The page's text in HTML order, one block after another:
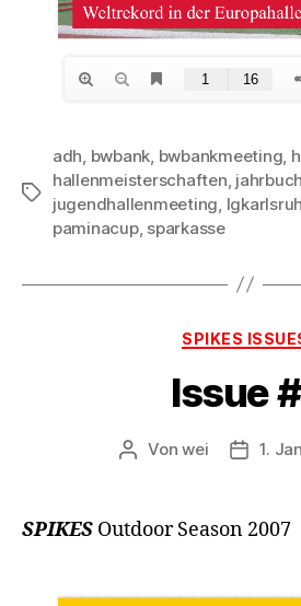
Schlagwörter
adh, bwbank, bwbankmeeting,
hallenmeisterschaften, jahrbuch
jugendhallenmeeting,
paminacup, sparkasse
SPIKES
Issue
Beitragsautor
Vonwei 1.
SPIKES Outdoor Season 2007